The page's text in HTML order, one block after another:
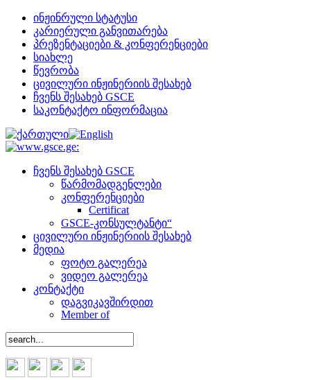
ინჟინრული სტატუსი
კარიერული განვითარება
პრეზენტაციები & კონფერენციები
სიახლე
წევრობა
ცივილური ინჟინერიის შესახებ
ჩვენს შესახებ GSCE
საკონტაქტო ინფორმაცია
ჩვენს შესახებ GSCE
წარმომადგენლები
კონფერენციები
Certificat
GSCE-კონსულტანტი“
ცივილური ინჟინერიის შესახებ
მედია
ფოტო გალერეა
ვიდეო გალერეა
კონტაქტი
დაგვიკავშირდით
Member of